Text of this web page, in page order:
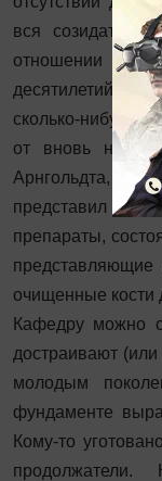
вся
отношении —
десятилетий
сколько-нибудь
от вновь
Арнгольдта,
представил
препараты,
очищенные кости
Кафедру можно
достраивают
молодым
фундаменте
Кому-то